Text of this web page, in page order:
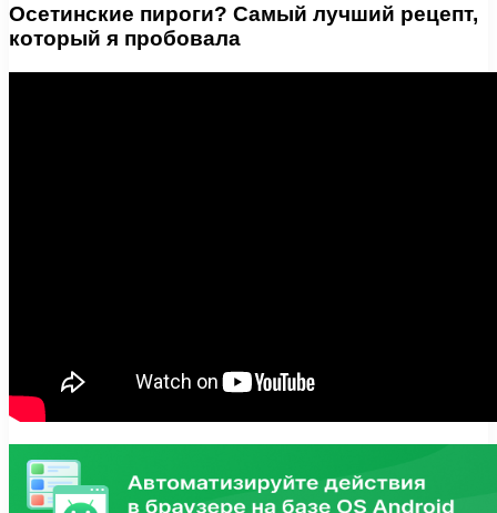
Осетинские пироги? Самый лучший рецепт,
который я пробовала